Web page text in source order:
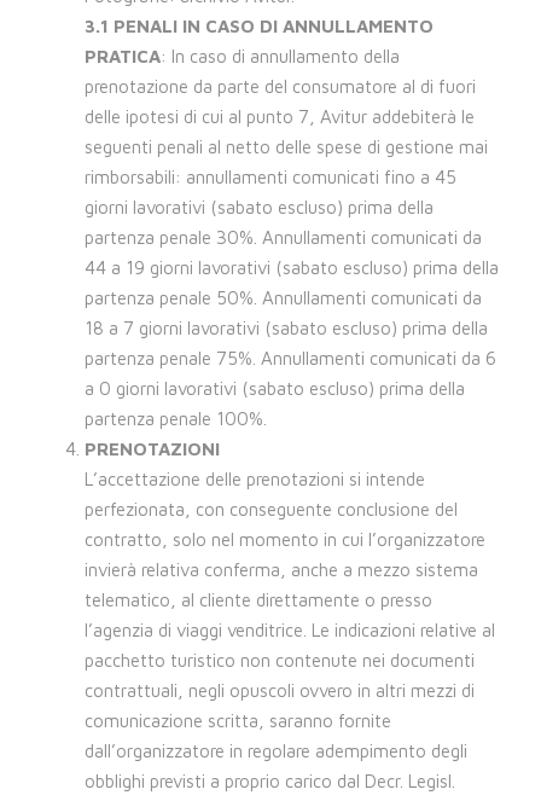
3.1 PENALI IN CASO DI ANNULLAMENTO
PRATICA: In caso di annullamento della
prenotazione da parte del consumatore al di fuori
delle ipotesi di cui al punto 7, Avitur addebiterà le
seguenti penali al netto delle spese di gestione mai
rimborsabili: annullamenti comunicati fino a 45
giorni lavorativi (sabato escluso) prima della
partenza penale 30%. Annullamenti comunicati da
44 a 19 giorni lavorativi (sabato escluso) prima della
partenza penale 50%. Annullamenti comunicati da
18 a 7 giorni lavorativi (sabato escluso) prima della
partenza penale 75%. Annullamenti comunicati da 6
a 0 giorni lavorativi (sabato escluso) prima della
partenza penale 100%.
PRENOTAZIONI
L’accettazione delle prenotazioni si intende
perfezionata, con conseguente conclusione del
contratto, solo nel momento in cui l’organizzatore
invierà relativa conferma, anche a mezzo sistema
telematico, al cliente direttamente o presso
l’agenzia di viaggi venditrice. Le indicazioni relative al
pacchetto turistico non contenute nei documenti
contrattuali, negli opuscoli ovvero in altri mezzi di
comunicazione scritta, saranno fornite
dall’organizzatore in regolare adempimento degli
obblighi previsti a proprio carico dal Decr. Legisl.